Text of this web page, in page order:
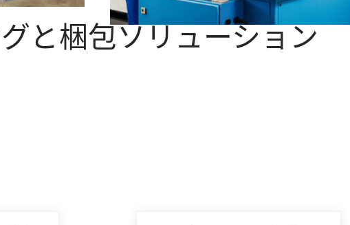
と梱包ソリューション